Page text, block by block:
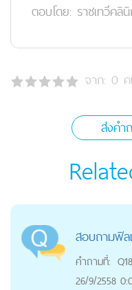
ตอบโดย: ราชเทวีคลิ
จาก: 0
ส่งคำ
สอบถามฟิล
คำถามที่:
26/9/2558